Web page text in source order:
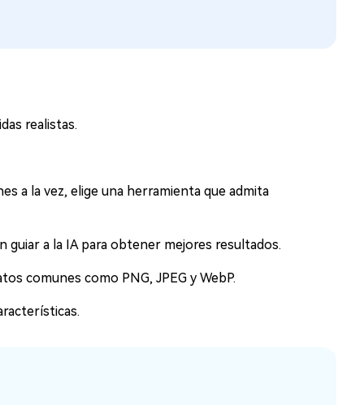
realistas.
a la vez, elige una herramienta que admita
guiar a la IA para obtener mejores resultados.
comunes como PNG, JPEG y WebP.